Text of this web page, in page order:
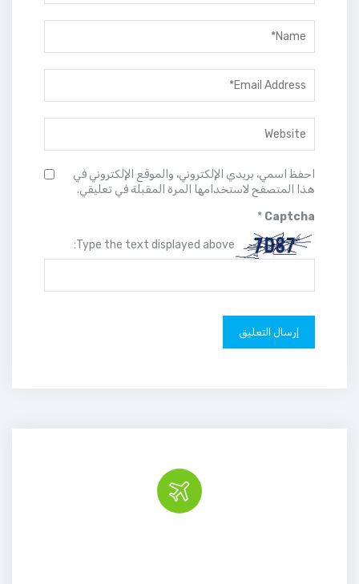
احفظ اسمي، بريدي الإلكتروني، والموقع الإلكتروني في
هذا المتصفح لاستخدامها المرة المقبلة في تعليقي.
Captcha
*
Type the text displayed above: